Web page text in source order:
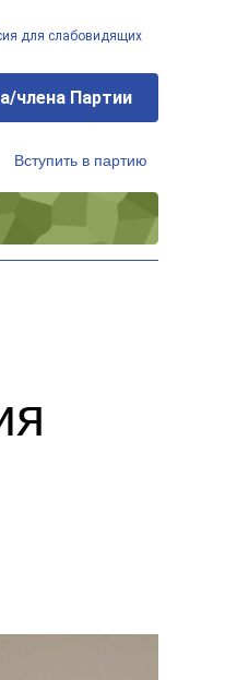
для слабовидящих
члена Партии
Вступить в партию